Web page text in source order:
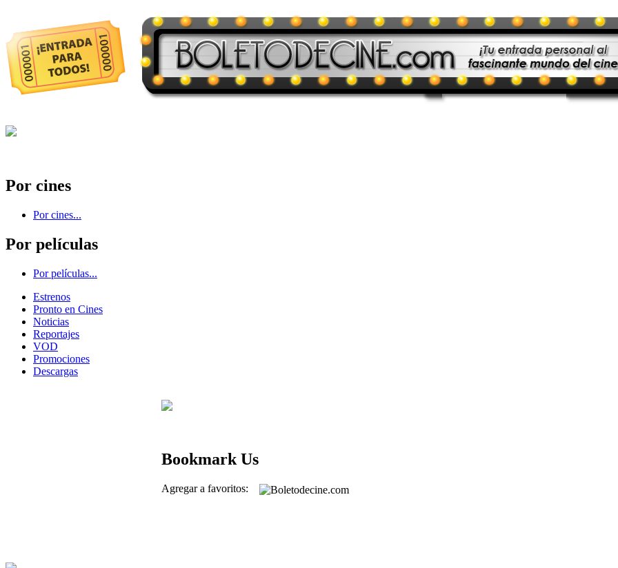
Por cines
Por cines...
Por películas
Por películas...
Estrenos
Pronto en Cines
Noticias
Reportajes
VOD
Promociones
Descargas
Bookmark Us
Agregar a favoritos: